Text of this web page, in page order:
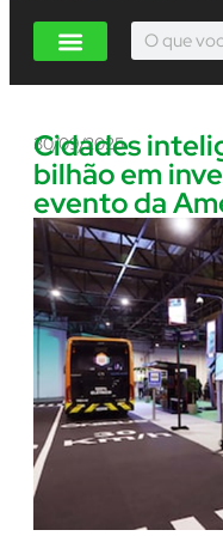
30/09/2025
Cidades
bilhão em
evento da